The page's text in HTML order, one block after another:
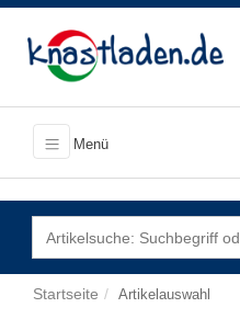
Menü
Startseite Artikelauswahl